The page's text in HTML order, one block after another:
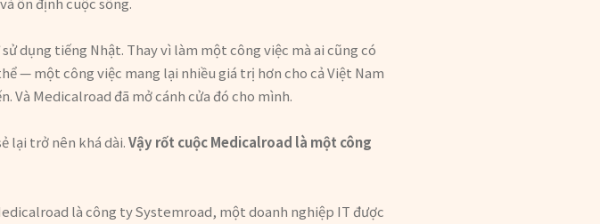
dụng tiếng Nhật. Thay vì làm một công việc mà ai cũng có
— một công việc mang lại nhiều giá trị hơn cho cả Việt Nam
Và Medicalroad đã mở cánh cửa đó cho mình.
lại trở nên khá dài.Vậy rốt cuộc Medicalroad là một công
là công ty Systemroad, một doanh nghiệp IT được